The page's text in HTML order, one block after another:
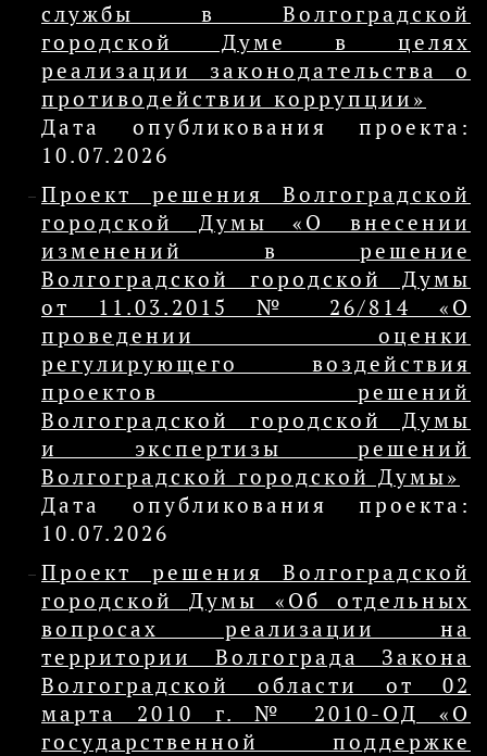
службы в Волгоградской
городской Думе в целях
реализации законодательства о
противодействии коррупции»
Дата опубликования проекта:
10.07.2026
Проект решения Волгоградской
городской Думы «О внесении
изменений в решение
Волгоградской городской Думы
от 11.03.2015 № 26/814 «О
проведении оценки
регулирующего воздействия
проектов решений
Волгоградской городской Думы
и экспертизы решений
Волгоградской городской Думы»
Дата опубликования проекта:
10.07.2026
Проект решения Волгоградской
городской Думы «Об отдельных
вопросах реализации на
территории Волгограда Закона
Волгоградской области от 02
марта 2010 г. № 2010-ОД «О
государственной поддержке